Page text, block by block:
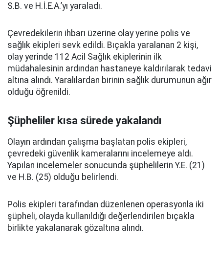
S.B. ve H.İ.E.A.’yı yaraladı.
Çevredekilerin ihbarı üzerine olay yerine polis ve
sağlık ekipleri sevk edildi. Bıçakla yaralanan 2 kişi,
olay yerinde 112 Acil Sağlık ekiplerinin ilk
müdahalesinin ardından hastaneye kaldırılarak tedavi
altına alındı. Yaralılardan birinin sağlık durumunun ağır
olduğu öğrenildi.
Şüpheliler kısa sürede yakalandı
Olayın ardından çalışma başlatan polis ekipleri,
çevredeki güvenlik kameralarını incelemeye aldı.
Yapılan incelemeler sonucunda şüphelilerin Y.E. (21)
ve H.B. (25) olduğu belirlendi.
Polis ekipleri tarafından düzenlenen operasyonla iki
şüpheli, olayda kullanıldığı değerlendirilen bıçakla
birlikte yakalanarak gözaltına alındı.